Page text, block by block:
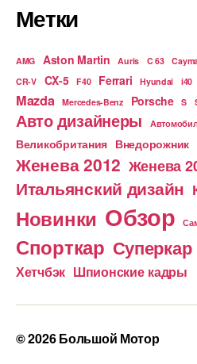
Метки
AMG Aston Martin Auris C 63
CR-V
CX-5 F40 Ferrari Hyundai i40
Mazda Mercedes-Benz Porsche S
Авто дизайнеры
Великобритания Внедорожник
Женева 2012 Женева
Итальянский дизайн
Новинки Обзор
Спорткар Суперкар
Хетчбэк Шпионские кадры
© 2026Большой Мотор